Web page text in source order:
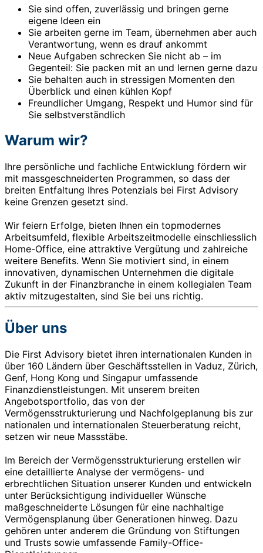
Sie sind offen, zuverlässig und bringen gerne
eigene Ideen ein
Sie arbeiten gerne im Team, übernehmen aber auch
Verantwortung, wenn es drauf ankommt
Neue Aufgaben schrecken Sie nicht ab – im
Gegenteil: Sie packen mit an und lernen gerne dazu
Sie behalten auch in stressigen Momenten den
Überblick und einen kühlen Kopf
Freundlicher Umgang, Respekt und Humor sind für
Sie selbstverständlich
Warum wir?
Ihre persönliche und fachliche Entwicklung fördern wir
mit massgeschneiderten Programmen, so dass der
breiten Entfaltung Ihres Potenzials bei First Advisory
keine Grenzen gesetzt sind.
Wir feiern Erfolge, bieten Ihnen ein topmodernes
Arbeitsumfeld, flexible Arbeitszeitmodelle einschliesslich
Home-Office, eine attraktive Vergütung und zahlreiche
weitere Benefits. Wenn Sie motiviert sind, in einem
innovativen, dynamischen Unternehmen die digitale
Zukunft in der Finanzbranche in einem kollegialen Team
aktiv mitzugestalten, sind Sie bei uns richtig.
Über uns
Die First Advisory bietet ihren internationalen Kunden in
über 160 Ländern über Geschäftsstellen in Vaduz, Zürich,
Genf, Hong Kong und Singapur umfassende
Finanzdienstleistungen. Mit unserem breiten
Angebotsportfolio, das von der
Vermögensstrukturierung und Nachfolgeplanung bis zur
nationalen und internationalen Steuerberatung reicht,
setzen wir neue Massstäbe.
Im Bereich der Vermögensstrukturierung erstellen wir
eine detaillierte Analyse der vermögens- und
erbrechtlichen Situation unserer Kunden und entwickeln
unter Berücksichtigung individueller Wünsche
maßgeschneiderte Lösungen für eine nachhaltige
Vermögensplanung über Generationen hinweg. Dazu
gehören unter anderem die Gründung von Stiftungen
und Trusts sowie umfassende Family-Office-